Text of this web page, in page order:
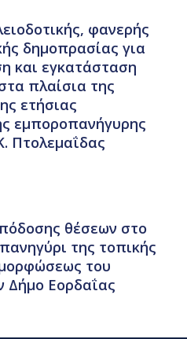
φανερής
δημοπρασίας για
και εγκατάσταση
πλαίσια της
ετήσιας
εμποροπανήγυρης
Πτολεμαΐδας
θέσεων στο
της τοπικής
του
Δήμο Εορδαΐας